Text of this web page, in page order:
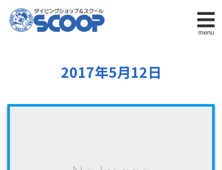
menu
2017年5月12日